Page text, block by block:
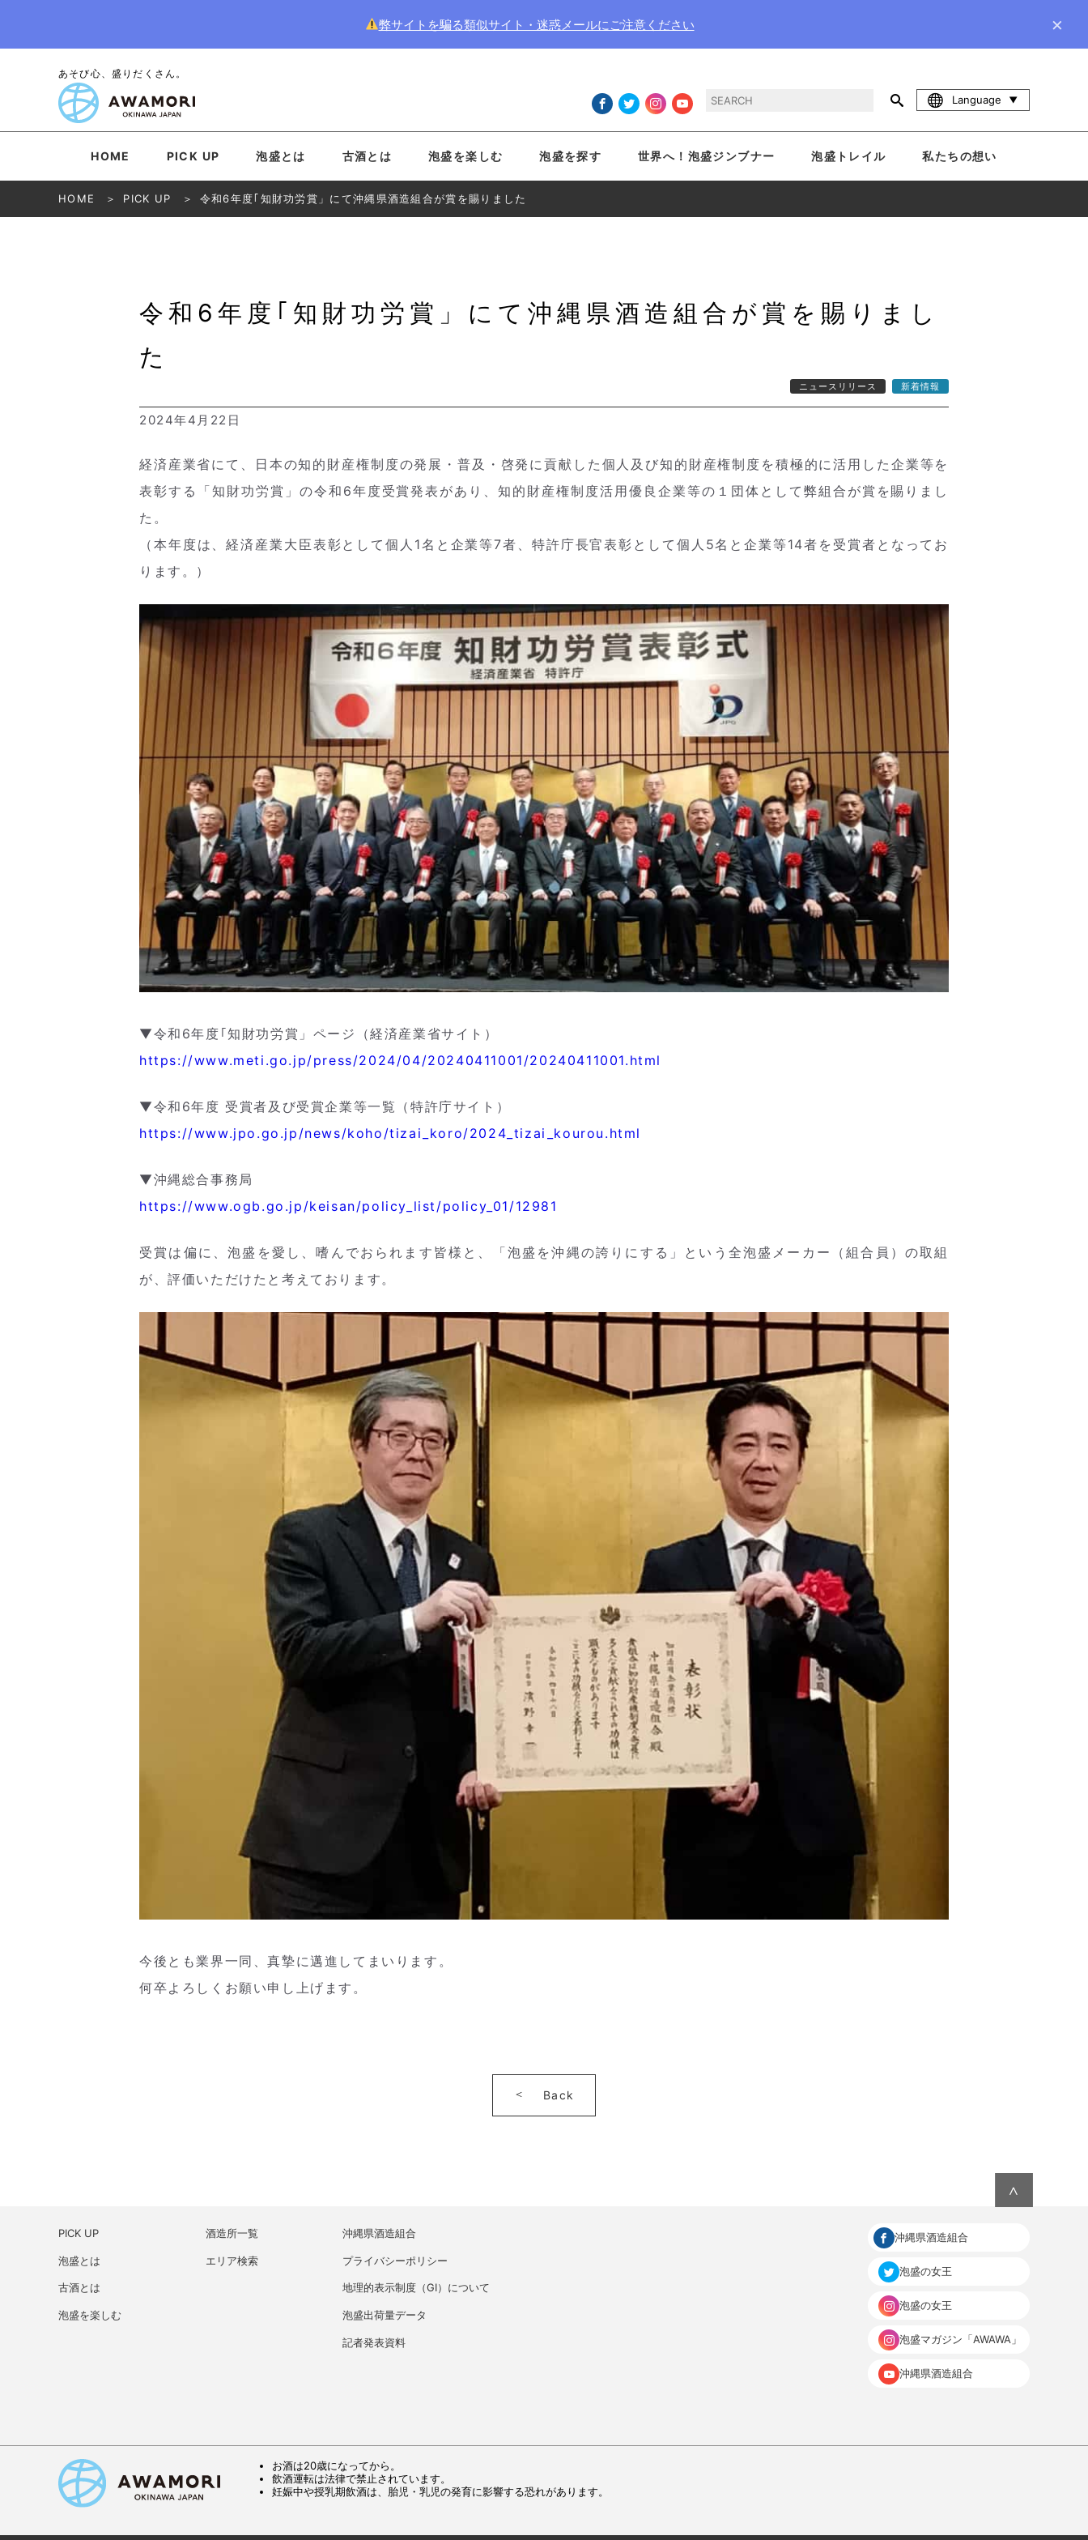
弊サイトを騙る類似サイト・迷惑メールにご注意ください ×
あそび心、盛りだくさん。
Language
HOME PICK UP 泡盛とは 古酒とは 泡盛を楽しむ 泡盛を探す 世界へ！泡盛ジンブナー 泡盛トレイル 私たちの想い
HOME PICK UP 令和6年度｢知財功労賞」にて沖縄県酒造組合が賞を賜りました
令和6年度｢知財功労賞」にて沖縄県酒造組合が賞を賜りまし
た
ニュースリリース 新着情報
2024年4月22日
経済産業省にて、日本の知的財産権制度の発展・普及・啓発に貢献した個人及び知的財産権制度を積極的に活用した企業等を
表彰する「知財功労賞」の令和6年度受賞発表があり、知的財産権制度活用優良企業等の１団体として弊組合が賞を賜りまし
た。
（本年度は、経済産業大臣表彰として個人1名と企業等7者、特許庁長官表彰として個人5名と企業等14者を受賞者となってお
ります。）
▼令和6年度｢知財功労賞」ページ（経済産業省サイト）
https://www.meti.go.jp/press/2024/04/20240411001/20240411001.html
▼令和6年度 受賞者及び受賞企業等一覧（特許庁サイト）
https://www.jpo.go.jp/news/koho/tizai_koro/2024_tizai_kourou.html
▼沖縄総合事務局
https://www.ogb.go.jp/keisan/policy_list/policy_01/12981
受賞は偏に、泡盛を愛し、嗜んでおられます皆様と、「泡盛を沖縄の誇りにする」という全泡盛メーカー（組合員）の取組
が、評価いただけたと考えております。
今後とも業界一同、真摯に邁進してまいります。
何卒よろしくお願い申し上げます。
Back
∧
PICK UP
泡盛とは
古酒とは
泡盛を楽しむ
酒造所一覧
エリア検索
沖縄県酒造組合
プライバシーポリシー
地理的表示制度（GI）について
泡盛出荷量データ
記者発表資料
沖縄県酒造組合
泡盛の女王
泡盛の女王
泡盛マガジン「AWAWA」
沖縄県酒造組合
お酒は20歳になってから。
飲酒運転は法律で禁止されています。
妊娠中や授乳期飲酒は、胎児・乳児の発育に影響する恐れがあります。